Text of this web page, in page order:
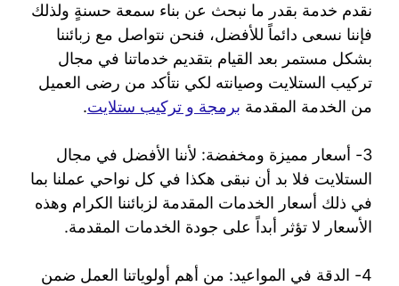
نقدم خدمة بقدر ما نبحث عن بناء سمعة حسنةٍ ولذلك
فإننا نسعى دائماً للأفضل، فنحن نتواصل مع زبائننا
بشكل مستمر بعد القيام بتقديم خدماتنا في مجال
تركيب الستلايت وصيانته لكي نتأكد من رضى العميل
من الخدمة المقدمة برمجة و تركيب ستلايت.
3- أسعار مميزة ومخفضة: لأننا الأفضل في مجال
الستلايت فلا بد أن نبقى هكذا في كل نواحي عملنا بما
في ذلك أسعار الخدمات المقدمة لزبائننا الكرام وهذه
الأسعار لا تؤثر أبداً على جودة الخدمات المقدمة.
4- الدقة في المواعيد: من أهم أولوياتنا العمل ضمن